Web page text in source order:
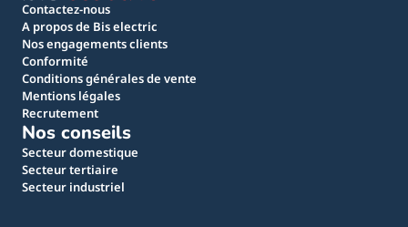
Contactez-nous
A propos de Bis electric
Nos engagements clients
Conformité
Conditions générales de vente
Mentions légales
Recrutement
Nos conseils
Secteur domestique
Secteur tertiaire
Secteur industriel